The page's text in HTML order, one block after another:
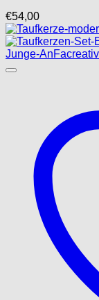
€54,00